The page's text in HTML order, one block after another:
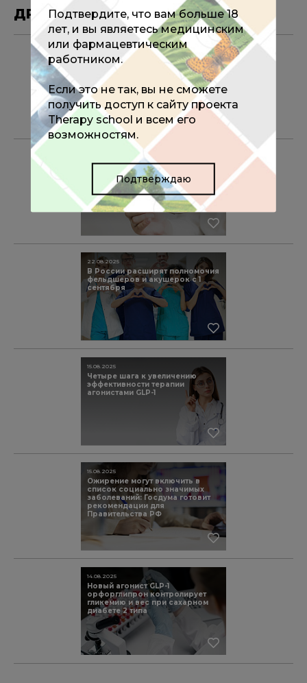
ДРУГИЕ МАТЕРИАЛЫ ПО ТЕМЕ
Всероссийский конгресс
«Долголетие против старения»
27-28 ноября 2025 года
15.10.2025
FDA одобрило использование
семаглутида при метаболически
ассоциированном
стеатогепатите
В России расширят полномочия
фельдшеров и акушерок с 1
сентября
22.08.2025
Четыре шага к увеличению
эффективности терапии
агонистами GLP-1
15.08.2025
Ожирение могут включить в
список социально значимых
заболеваний: Госдума готовит
рекомендации для
Правительства РФ
15.08.2025
Новый агонист GLP-1
орфорглипрон контролирует
гликемию и вес при сахарном
диабете 2 типа
14.08.2025
Подтвердите, что вам больше 18
лет, и вы являетесь медицинским
или фармацевтическим
работником.
Если это не так, вы не сможете
получить доступ к сайту проекта
Therapy school и всем его
возможностям.
Подтверждаю